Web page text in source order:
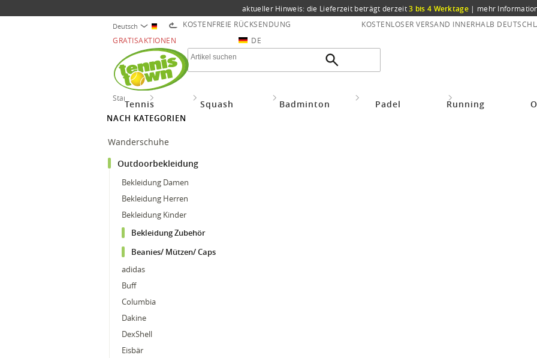
aktueller Hinweis: die Lieferzeit beträgt derzeit3 bis 4 Werktage | mehr
Deutsch KOSTENFREIE RÜCKSENDUNG
KOSTENLOSER VERSAND INNERHALB
GRATISAKTIONEN
DE
Tennis Squash Badminton Padel Running
Startseite
NACH KATEGORIEN
Wanderschuhe
Outdoorbekleidung
Bekleidung Damen
Bekleidung Herren
Bekleidung Kinder
Bekleidung Zubehör
Beanies/ Mützen/ Caps
adidas
Buff
Columbia
Dakine
DexShell
Eisbär